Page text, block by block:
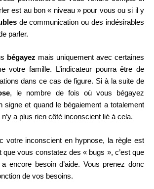
est au bon « niveau » pour vous ou si il y
de communication ou des indésirables
parler.
bégayez mais uniquement avec certaines
votre famille. L’indicateur pourra être de
dans ce cas de figure. Si à la suite de
, le nombre de fois où vous bégayez
signe et quand le bégaiement a totalement
n’y a plus rien côté inconscient lié à cela.
votre inconscient en hypnose, la règle est
que vous constatez des « bugs », c’est que
encore besoin d’aide. Vous prenez donc
de vos besoins.